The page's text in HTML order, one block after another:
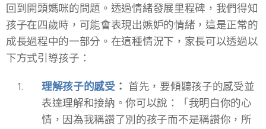
回到開頭媽咪的問題。透過情緒發展里程碑，我們得知
孩子在四歲時，可能會表現出嫉妒的情緒，這是正常的
成長過程中的一部分。在這種情況下，家長可以透過以
下方式引導孩子：
理解孩子的感受： 首先，要傾聽孩子的感受並
表達理解和接納。你可以說：「我明白你的心
情，因為我稱讚了別的孩子而不是稱讚你，所